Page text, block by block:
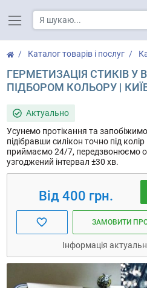
Каталог товарів і послуг
ГЕРМЕТИЗАЦІЯ СТИКІВ У
ПІДБОРОМ КОЛЬОРУ |
Актуально
Усунемо протікання та
підібравши силікон точно під
приймаємо 24/7, передзвонюємо
узгоджений інтервал ±30 хв.
Від 400 грн.
ЗАМОВИТИ
Інформація